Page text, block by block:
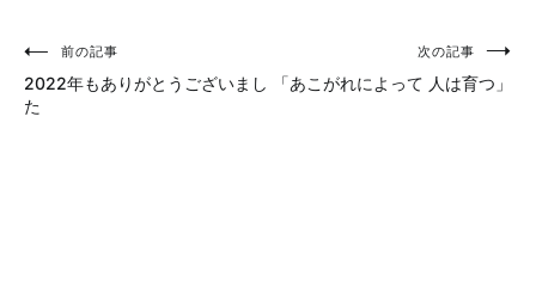
投
稿
前の記事
2022年もありがとうございまし
た
次の記事
「あこがれによって 人は育つ」